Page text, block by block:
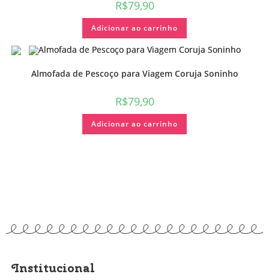
R$79,90
Adicionar ao carrinho
Almofada de Pescoço para Viagem Coruja Soninho
R$79,90
Adicionar ao carrinho
Institucional